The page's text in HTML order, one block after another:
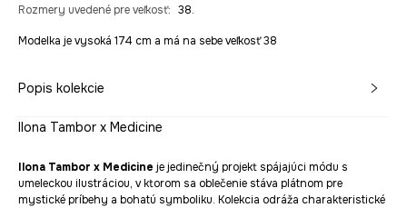
Rozmery uvedené pre veľkosť: 38.
Modelka je vysoká 174 cm a má na sebe veľkosť 38
Popis kolekcie
Ilona Tambor x Medicine
Ilona Tambor x Medicine je jedinečný projekt spájajúci módu s
umeleckou ilustráciou, v ktorom sa oblečenie stáva plátnom pre
mystické príbehy a bohatú symboliku. Kolekcia odráža charakteristické